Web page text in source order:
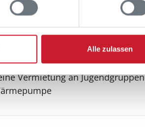
Alle zulassen
Vermietung an Jugendgruppen